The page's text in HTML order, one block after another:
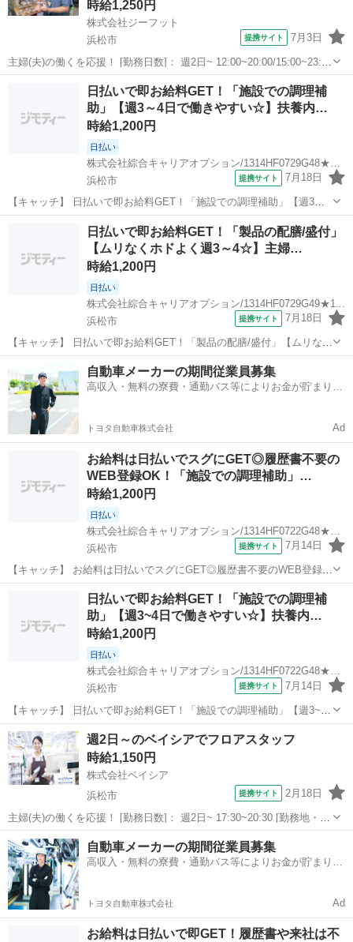
時給1,250円
株式会社ジーフット
浜松市
提携サイト 7月3日
主婦(夫)の働くを応援！ [勤務日数]： 週2日~ 12:00~20:00/15:00~23:00
[勤務地・最寄駅]： 静岡県浜松市中央区天王町字諏訪1981-3 イオン浜
松市野店2F 7083-アスビー イオン浜松...
浜松市 その他
日払いで即お給料GET！「施設での調理補
助」【週3～4日で働きやすい☆】扶養内…
時給1,200円
日払い
浜松市
提携サイト 7月18日
【キャッチ】 日払いで即お給料GET！「施設での調理補助」【週3～4
日で働きやすい☆】扶養内が外せない方に☆未経験の方も安心◎少人
数体制！高時給1200円！ 【コメント】 ＼大手人材派遣会社で働きま
せんか♪／ 「新しい職...
浜松市 その他
日払いで即お給料GET！「製品の配膳/盛付」
【ムリなくホドよく週3～4☆】主婦…
時給1,200円
日払い
浜松市
提携サイト 7月18日
【キャッチ】 日払いで即お給料GET！「製品の配膳/盛付」【ムリなく
ホドよく週3～4☆】主婦主夫応援！扶養内OK♪未経験者カンゲイ♪高時
給1200円！ 【コメント】 ＼大手人材派遣会社で働きませんか♪／ 「新
しい職場は不...
その他
自動車メーカーの期間従業員募集
高収入・無料の寮費・通勤バス等によりお金が貯まりや
トヨタ自動車株式会社 Ad
お給料は日払いでスグにGET◎履歴書不要の
WEB登録OK！「施設での調理補助」…
時給1,200円
日払い
浜松市
提携サイト 7月14日
【キャッチ】 お給料は日払いでスグにGET◎履歴書不要のWEB登録
OK！「施設での調理補助」高時給1200円！舞阪周辺！20代～40代の
スタッフが多数活躍中★ 【コメント】 製造のお仕事が豊富★未経験で
働いてみたい方も大歓...
浜松市 その他
日払いで即お給料GET！「施設での調理補
助」【週3~4日で働きやすい☆】扶養内…
時給1,200円
日払い
株式会社綜合キャリアオプション/1314HF0722G48★62-N
浜松市
提携サイト 7月14日
【キャッチ】 日払いで即お給料GET！「施設での調理補助」【週3~4
日で働きやすい☆】扶養内が外せない方に☆未経験の方も安心◎少人
数体制!高時給1200円！ 【コメント】 製造のお仕事をお探しの方必
見！ 「経験ないけど大...
静岡 浜松市 その他
週2日～のベイシアでフロアスタッフ
時給1,150円
株式会社ベイシア
浜松市
提携サイト 2月18日
主婦(夫)の働くを応援！ [勤務日数]： 週2日~ 17:30~20:30 [勤務地・最
寄駅]： 静岡県浜松市西区（旧）雄踏１丁目３２番２号 ベイシア Fd
浜松雄踏店（513） [職種名]：ベイシアでフロアスタッフ...
静岡 浜松市 その他
自動車メーカーの期間従業員募集
高収入・無料の寮費・通勤バス等によりお金が貯まりや
トヨタ自動車株式会社 Ad
お給料は日払いで即GET！履歴書や来社は不